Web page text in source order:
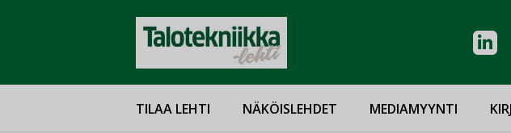
TILAA LEHTI NÄKÖISLEHDET MEDIAMYYNTI